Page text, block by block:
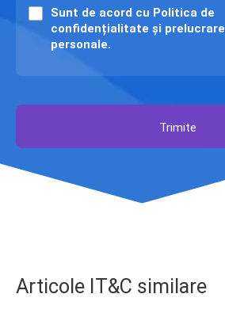
Sunt de acord cu Politica de
confidențialitate și prelucrare
personale.
Trimite
Articole IT&C similare